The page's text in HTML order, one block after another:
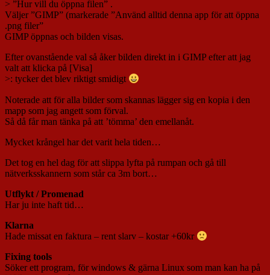
> ”Hur vill du öppna filen” .
Väljer ”GIMP” (markerade ”Använd alltid denna app för att öppna
.png filer”
GIMP öppnas och bilden visas.
Efter ovanstående val så åker bilden direkt in i GIMP efter att jag
valt att klicka på [Visa]
>: tycker det blev riktigt smidigt
Noterade att för alla bilder som skannas lägger sig en kopia i den
mapp som jag angett som förval.
Så då får man tänka på att ’tömma’ den emellanåt.
Mycket krångel har det varit hela tiden…
Det tog en hel dag för att slippa lyfta på rumpan och gå till
nätverksskannern som står ca 3m bort…
Utflykt / Promenad
Har ju inte haft tid…
Klarna
Hade missat en faktura – rent slarv – kostar +60kr
Fixing tools
Söker ett program, för windows & gärna Linux som man kan ha på